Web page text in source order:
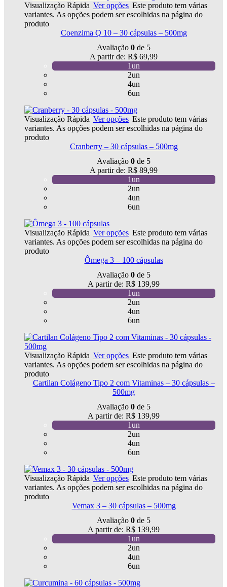
Visualização Rápida Ver opções Este produto tem várias
variantes. As opções podem ser escolhidas na página do
produto
Coenzima Q 10 – 30 cápsulas – 500mg
Avaliação 0 de 5
A partir de: R$ 69,99
1un
2un
4un
6un
Visualização Rápida Ver opções Este produto tem várias
variantes. As opções podem ser escolhidas na página do
produto
Cranberry – 30 cápsulas – 500mg
Avaliação 0 de 5
A partir de: R$ 89,99
1un
2un
4un
6un
Visualização Rápida Ver opções Este produto tem várias
variantes. As opções podem ser escolhidas na página do
produto
Ômega 3 – 100 cápsulas
Avaliação 0 de 5
A partir de: R$ 139,99
1un
2un
4un
6un
Visualização Rápida Ver opções Este produto tem várias
variantes. As opções podem ser escolhidas na página do
produto
Cartilan Colágeno Tipo 2 com Vitaminas – 30 cápsulas –
500mg
Avaliação 0 de 5
A partir de: R$ 139,99
1un
2un
4un
6un
Visualização Rápida Ver opções Este produto tem várias
variantes. As opções podem ser escolhidas na página do
produto
Vemax 3 – 30 cápsulas – 500mg
Avaliação 0 de 5
A partir de: R$ 139,99
1un
2un
4un
6un